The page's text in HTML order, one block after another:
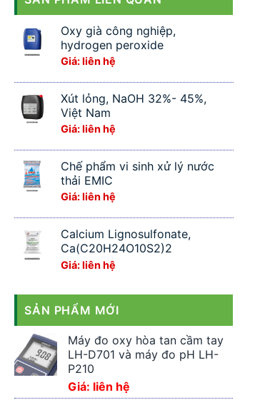
Oxy già công nghiệp,
hydrogen peroxide
Giá: liên hệ
Xút lỏng, NaOH 32%- 45%,
Việt Nam
Giá: liên hệ
Chế phẩm vi sinh xử lý nước
thải EMIC
Giá: liên hệ
Calcium Lignosulfonate,
Ca(C20H24O10S2)2
Giá: liên hệ
SẢN PHẨM MỚI
Máy đo oxy hòa tan cầm tay
LH-D701 và máy đo pH LH-
P210
Giá: liên hệ